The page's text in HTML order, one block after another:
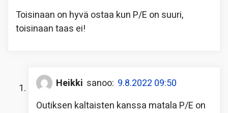
Toisinaan on hyvä ostaa kun P/E on suuri,
toisinaan taas ei!
Heikki sanoo: 9.8.2022 09:50
Outiksen kaltaisten kanssa matala P/E on